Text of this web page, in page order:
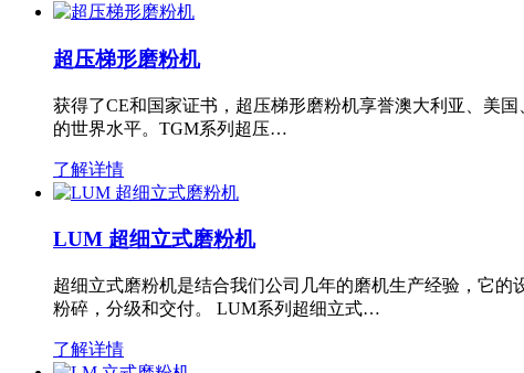
超压梯形磨粉机
获得了CE和国家证书，超压梯形磨粉机享誉澳大利亚、美
的世界水平。TGM系列超压…
了解详情
LUM 超细立式磨粉机
超细立式磨粉机是结合我们公司几年的磨机生产经验，它
粉碎，分级和交付。 LUM系列超细立式…
了解详情